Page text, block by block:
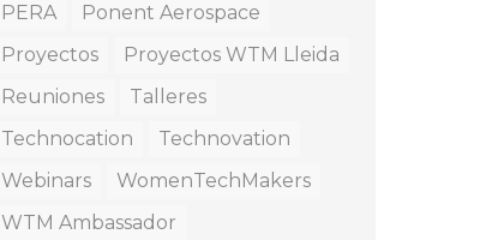
PERA
Ponent Aerospace
Proyectos
Proyectos WTM Lleida
Reuniones
Talleres
Technocation
Technovation
Webinars
WomenTechMakers
WTM Ambassador